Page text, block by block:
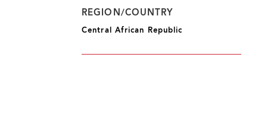
REGION/COUNTRY
Central African Republic